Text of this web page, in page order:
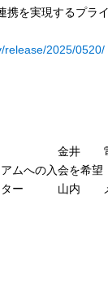
携を実現するプ
release/2025/0520/
部 金井 電話
ムへの入会を希望
ター 山内 メー